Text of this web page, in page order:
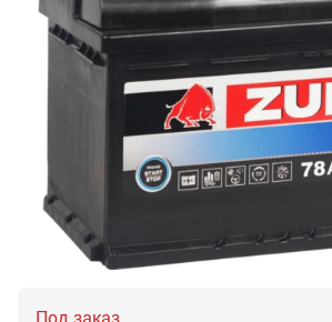
Под заказ